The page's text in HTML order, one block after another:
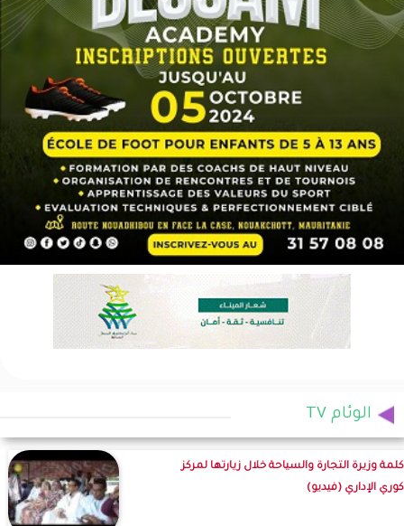
الوئام TV
كلمة وزيرة التجارة والسياحة خلال زيارتها لمركز
كوري الإداري (فيديو)